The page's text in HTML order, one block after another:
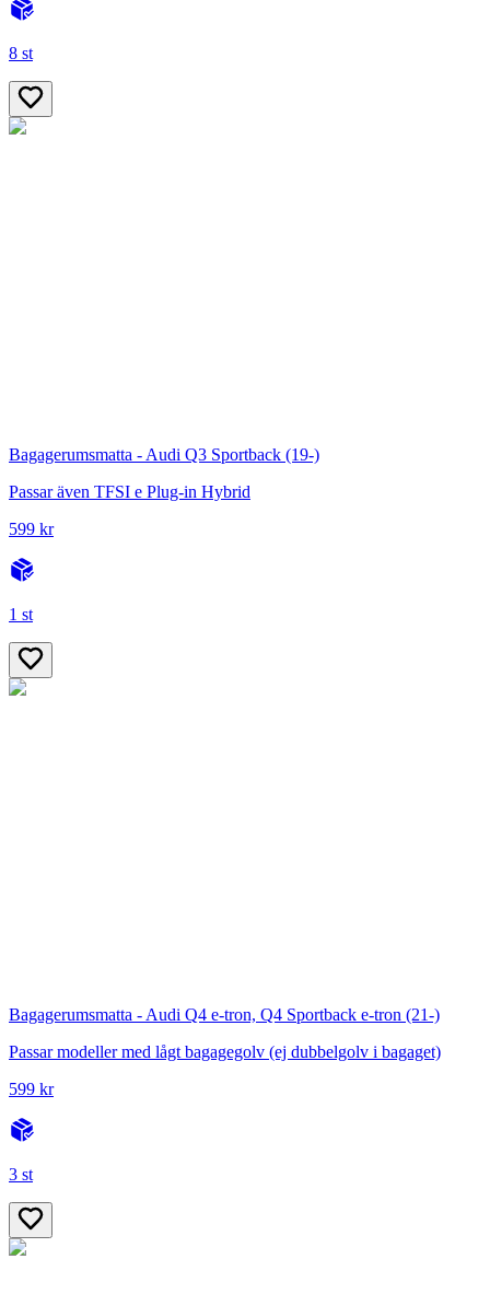
8 st
Bagagerumsmatta - Audi Q3 Sportback (19-)
Passar även TFSI e Plug-in Hybrid
599 kr
1 st
Bagagerumsmatta - Audi Q4 e-tron, Q4 Sportback e-tron (21-)
Passar modeller med lågt bagagegolv (ej dubbelgolv i bagaget)
599 kr
3 st